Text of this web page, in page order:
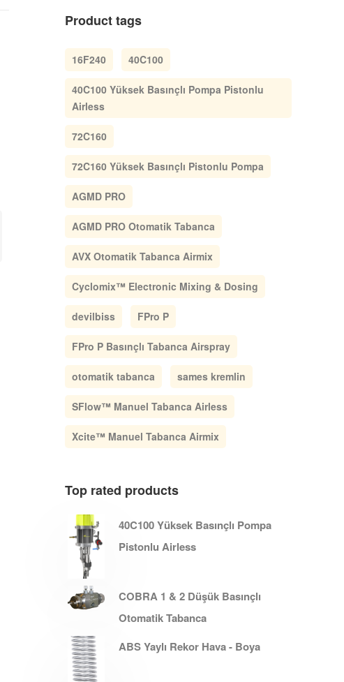
Product tags
16F240 40C100
40C100 Yüksek Basınçlı Pompa Pistonlu
Airless
72C160
72C160 Yüksek Basınçlı Pistonlu Pompa
AGMD PRO
AGMD PRO Otomatik Tabanca
AVX Otomatik Tabanca Airmix
Cyclomix™ Electronic Mixing & Dosing
devilbiss FPro P
FPro P Basınçlı Tabanca Airspray
otomatik tabanca sames kremlin
SFlow™ Manuel Tabanca Airless
Xcite™ Manuel Tabanca Airmix
Top rated products
40C100 Yüksek Basınçlı Pompa
Pistonlu Airless
COBRA 1 & 2 Düşük Basınçlı
Otomatik Tabanca
ABS Yaylı Rekor Hava - Boya